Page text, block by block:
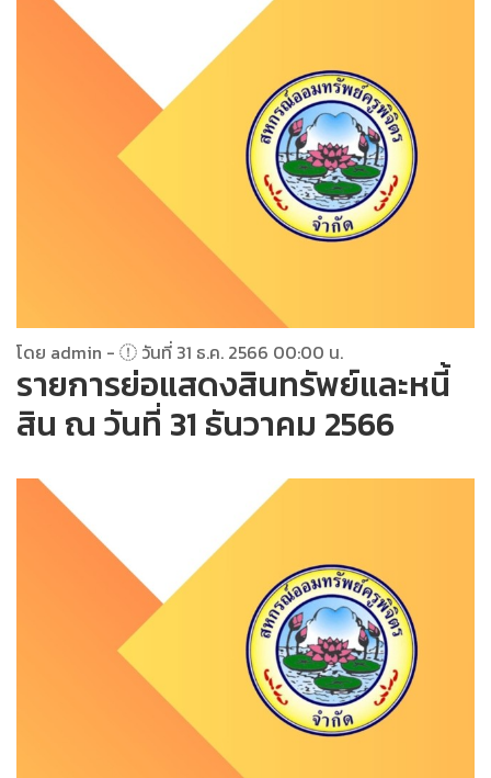
โดย admin - วันที่ 31 ธ.ค. 2566 00:00 น.
รายการย่อแสดงสินทรัพย์และหนี้
สิน ณ วันที่ 31 ธันวาคม 2566